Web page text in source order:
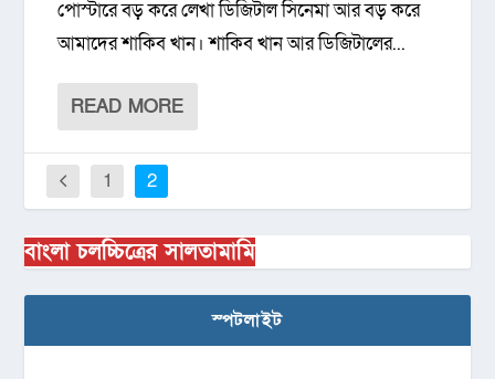
পোস্টারে বড় করে লেখা ডিজিটাল সিনেমা আর বড় করে
আমাদের শাকিব খান। শাকিব খান আর ডিজিটালের...
READ MORE
1 2
বাংলা চলচ্চিত্রের সালতামামি
স্পটলাইট